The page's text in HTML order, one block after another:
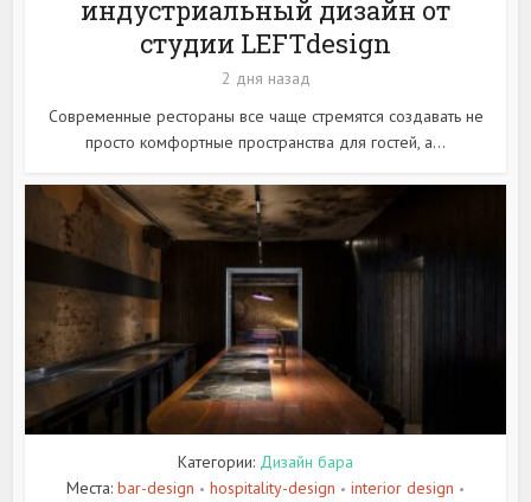
индустриальный дизайн от
студии LEFTdesign
2 дня назад
Современные рестораны все чаще стремятся создавать не
просто комфортные пространства для гостей, а...
Категории: Дизайн бара
Места: bar-design • hospitality-design • interior design •